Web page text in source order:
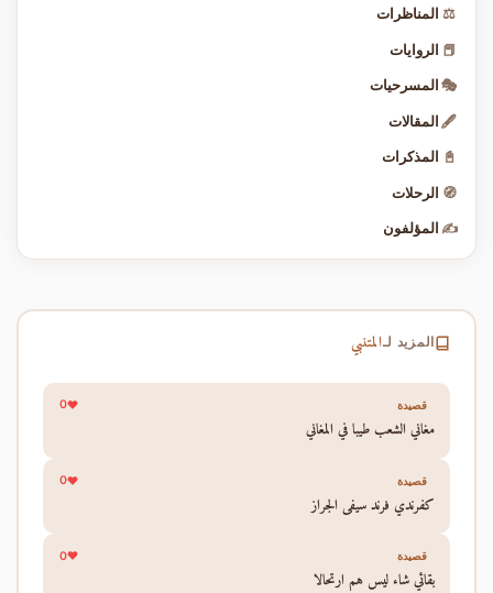
⚖️ المناظرات
📕 الروايات
🎭 المسرحيات
🖋️ المقالات
📓 المذكرات
🧭 الرحلات
✍️ المؤلفون
المزيد لـالمتنبي
قصيدة 0
مغاني الشعب طيبا في المغاني
قصيدة 0
كفرندي فرند سيفي الجراز
قصيدة 0
بقائي شاء ليس هم ارتحالا